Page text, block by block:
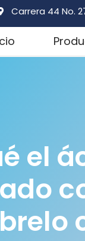
Carrera 44 No.
el